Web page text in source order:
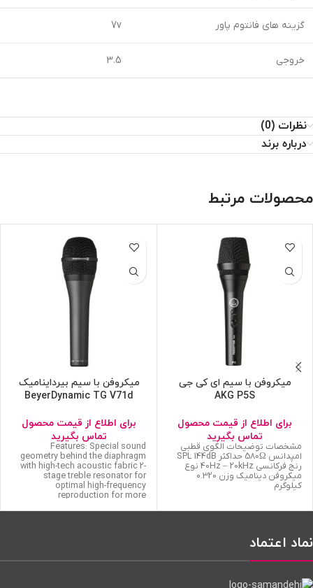
گزینه های فانتوم پاور 7v
خروجی 3.5
نظرات (0)
درباره برند
محصولات مرتبط
میکروفن با سیم ای کی جی
AKG P5S
برای اطلاع از قیمت محصول
تماس بگیرید
مشخصات توضیحات الگوی قطبی
امپدانس 580Ω حداکثر SPL 144dB
رنج فرکانسی 40Hz – 20kHz نوع
میکروفن دینامیک وزن 0.320
کیلوگرم
میکروفن با سیم بیرداینامیک
BeyerDynamic TG V71d
برای اطلاع از قیمت محصول
تماس بگیرید
Features: Special sound
geometry behind the diaphragm
with high-tech acoustic fabric 2-
stage treble resonator for
optimal high-frequency
reproduction for more
نماد اعتماد